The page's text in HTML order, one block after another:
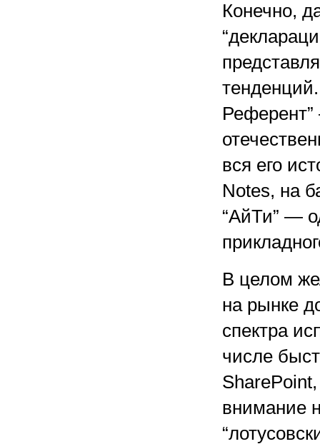
Конечно,
вся его
Notes, на
“АйТи” —
В целом
на рынке
спектра
числе
внимание